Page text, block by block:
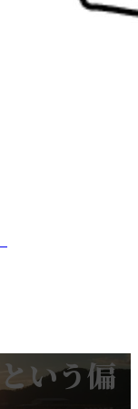
いう偏